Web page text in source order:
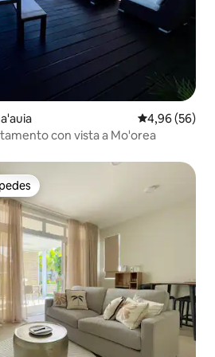
Calificación
4,96 (56)
con vista a Mo'orea
más destacados